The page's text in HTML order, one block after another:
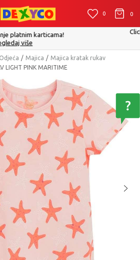
0 0
karticom Online i preuzmite u prodavnici po
izboru
Pogledaj više
Odjeća Majica
Majica kratak rukav
LIGHT PINK MARITIME